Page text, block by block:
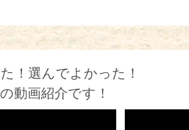
！選んでよかった！
動画紹介です！